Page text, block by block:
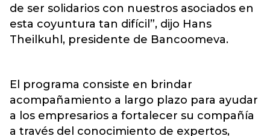
de ser solidarios con nuestros asociados en
esta coyuntura tan difícil”, dijo Hans
Theilkuhl, presidente de Bancoomeva.
El programa consiste en brindar
acompañamiento a largo plazo para ayudar
a los empresarios a fortalecer su compañía
a través del conocimiento de expertos,